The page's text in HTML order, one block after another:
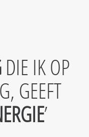
DIE IK OP
GEEFT